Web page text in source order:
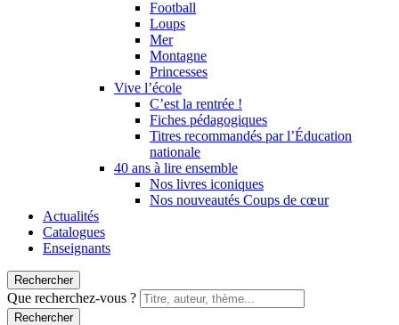
Football
Loups
Mer
Montagne
Princesses
Vive l’école
C’est la rentrée !
Fiches pédagogiques
Titres recommandés par l’Éducation
nationale
40 ans à lire ensemble
Nos livres iconiques
Nos nouveautés Coups de cœur
Actualités
Catalogues
Enseignants
Rechercher
Que recherchez-vous ?
Rechercher